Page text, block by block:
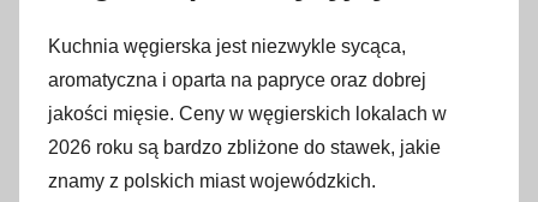
Kuchnia węgierska jest niezwykle sycąca,
aromatyczna i oparta na papryce oraz dobrej
jakości mięsie. Ceny w węgierskich lokalach w
2026 roku są bardzo zbliżone do stawek, jakie
znamy z polskich miast wojewódzkich.